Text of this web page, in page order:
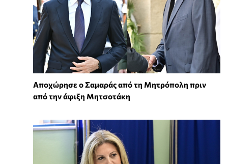
Αποχώρησε ο Σαμαράς από τη Μητρόπολη πριν
από την άφιξη Μητσοτάκη